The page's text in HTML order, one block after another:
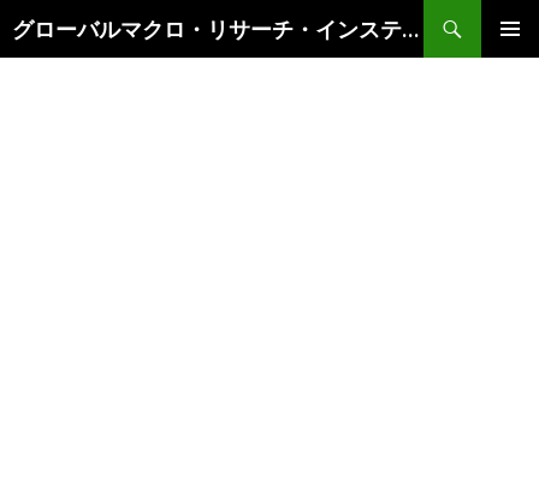
グローバルマクロ・リサーチ・インスティテュート
索